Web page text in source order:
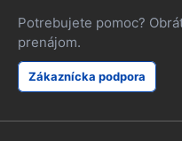
Potrebujete pomoc?
prenájom.
Zákaznícka podpora